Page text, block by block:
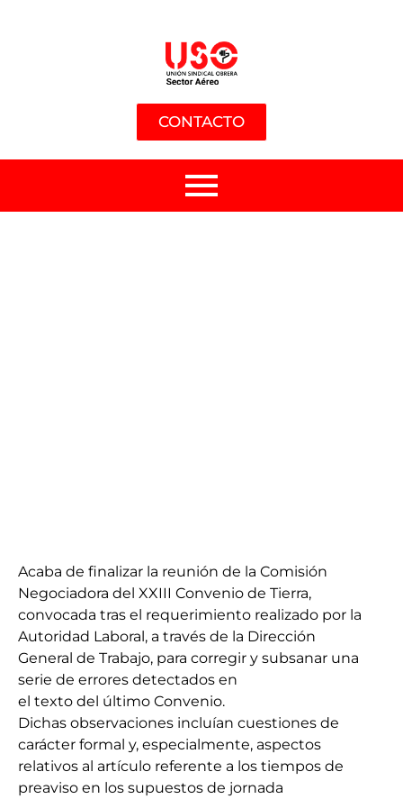
CONTACTO
Acaba de finalizar la reunión de la Comisión
Negociadora del XXIII Convenio de Tierra,
convocada tras el requerimiento realizado por la
Autoridad Laboral, a través de la Dirección
General de Trabajo, para corregir y subsanar una
serie de errores detectados en
el texto del último Convenio.
Dichas observaciones incluían cuestiones de
carácter formal y, especialmente, aspectos
relativos al artículo referente a los tiempos de
preaviso en los supuestos de jornada